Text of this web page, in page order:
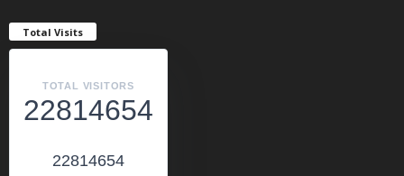
Total Visits
TOTAL VISITORS
22814654
22814654